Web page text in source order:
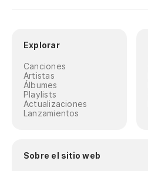
Explorar
Canciones
Artistas
Álbumes
Playlists
Actualizaciones
Lanzamientos
Sobre el sitio web